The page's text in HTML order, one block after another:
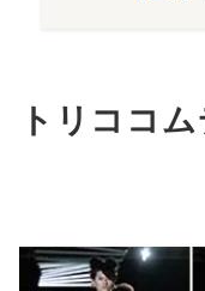
トリココ